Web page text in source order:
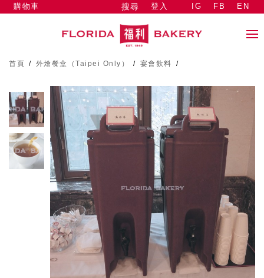
搜尋 登入
購物車 IG FB EN
首頁 / 外燴餐盒（Taipei Only） / 宴會飲料 /